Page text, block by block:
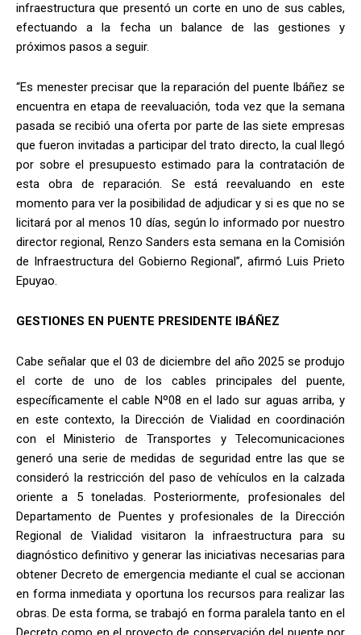
infraestructura que presentó un corte en uno de sus cables,
efectuando a la fecha un balance de las gestiones y
próximos pasos a seguir.
“Es menester precisar que la reparación del puente Ibáñez se
encuentra en etapa de reevaluación, toda vez que la semana
pasada se recibió una oferta por parte de las siete empresas
que fueron invitadas a participar del trato directo, la cual llegó
por sobre el presupuesto estimado para la contratación de
esta obra de reparación. Se está reevaluando en este
momento para ver la posibilidad de adjudicar y si es que no se
licitará por al menos 10 días, según lo informado por nuestro
director regional, Renzo Sanders esta semana en la Comisión
de Infraestructura del Gobierno Regional”, afirmó Luis Prieto
Epuyao.
GESTIONES EN PUENTE PRESIDENTE IBÁÑEZ
Cabe señalar que el 03 de diciembre del año 2025 se produjo
el corte de uno de los cables principales del puente,
específicamente el cable Nº08 en el lado sur aguas arriba, y
en este contexto, la Dirección de Vialidad en coordinación
con el Ministerio de Transportes y Telecomunicaciones
generó una serie de medidas de seguridad entre las que se
consideró la restricción del paso de vehículos en la calzada
oriente a 5 toneladas. Posteriormente, profesionales del
Departamento de Puentes y profesionales de la Dirección
Regional de Vialidad visitaron la infraestructura para su
diagnóstico definitivo y generar las iniciativas necesarias para
obtener Decreto de emergencia mediante el cual se accionan
en forma inmediata y oportuna los recursos para realizar las
obras. De esta forma, se trabajó en forma paralela tanto en el